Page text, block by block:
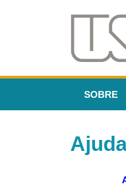
SOBRE